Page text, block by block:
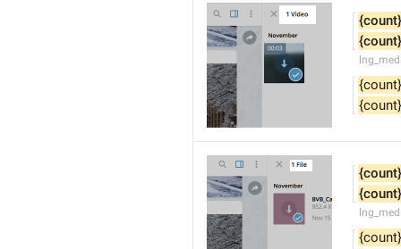
{count}
{count}
{count}
{count}
{count}
{count}
{count}